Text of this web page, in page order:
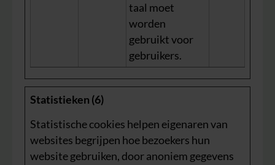
taal moet
worden
gebruikt voor
gebruikers.
Statistieken (6)
Statistische cookies helpen eigenaren van
websites begrijpen hoe bezoekers hun
website gebruiken, door anoniem gegevens